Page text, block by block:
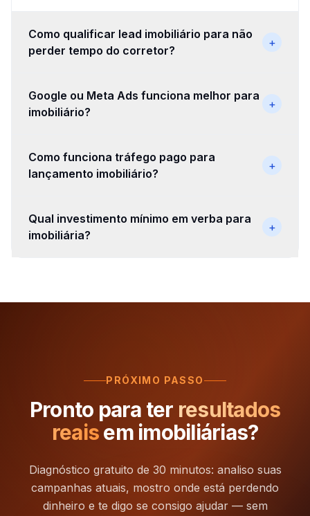
Como qualificar lead imobiliário para não
perder tempo do corretor?
+
Google ou Meta Ads funciona melhor para
imobiliário?
+
Como funciona tráfego pago para
lançamento imobiliário?
+
Qual investimento mínimo em verba para
imobiliária?
+
PRÓXIMO PASSO
Pronto para ter resultados
reaisem imobiliárias?
Diagnóstico gratuito de 30 minutos: analiso suas
campanhas atuais, mostro onde está perdendo
dinheiro e te digo se consigo ajudar — sem